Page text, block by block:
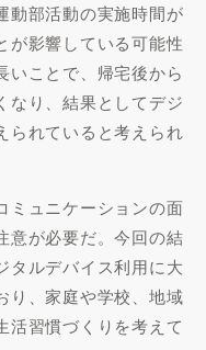
動部活動の実施時間が
が影響している可能性
いことで、帰宅後から
なり、結果としてデジ
られていると考えられ
ミュニケーションの面
意が必要だ。今回の結
タルデバイス利用に大
り、家庭や学校、地域
活習慣づくりを考えて